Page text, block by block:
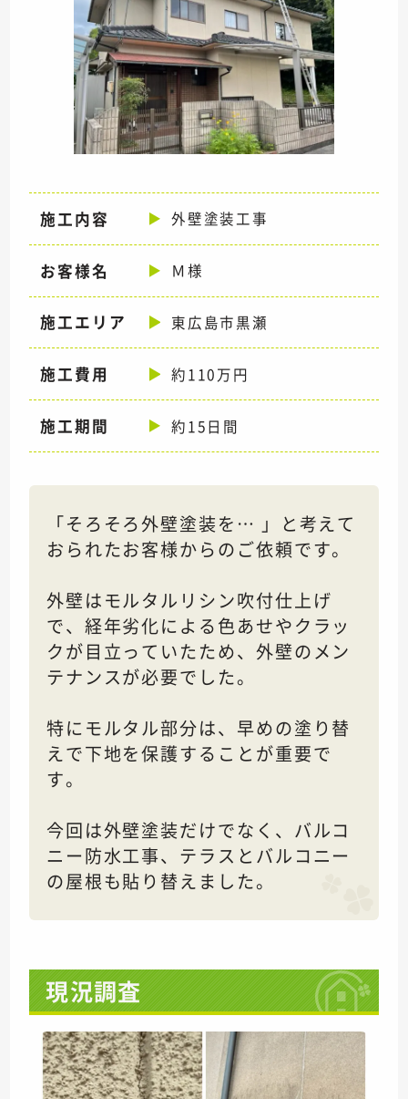
施工内容 外壁塗装工事
お客様名 Ｍ様
施工エリア 東広島市黒瀬
施工費用 約110万円
施工期間 約15日間
「そろそろ外壁塗装を… 」と考えて
おられたお客様からのご依頼です。
外壁はモルタルリシン吹付仕上げ
で、経年劣化による色あせやクラッ
クが目立っていたため、外壁のメン
テナンスが必要でした。
特にモルタル部分は、早めの塗り替
えで下地を保護することが重要で
す。
今回は外壁塗装だけでなく、バルコ
ニー防水工事、テラスとバルコニー
の屋根も貼り替えました。
現況調査